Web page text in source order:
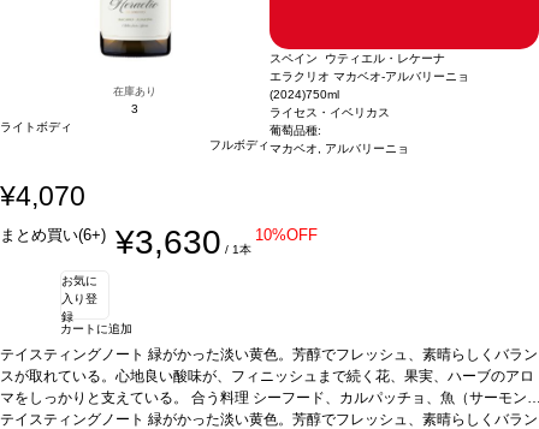
在庫あり
3
ライトボディ
フルボディ
スペイン ウティエル・レケーナ
エラクリオ マカベオ-アルバリーニョ
(2024)750ml
ライセス・イベリカス
葡萄品種:
マカベオ, アルバリーニョ
¥4,070
まとめ買い(6+) ¥3,630 / 1本
10%OFF
お気に
入り登
録
カートに追加
テイスティングノート 緑がかった淡い黄色。芳醇でフレッシュ、素晴らしくバラン
スが取れている。心地良い酸味が、フィニッシュまで続く花、果実、ハーブのアロ
マをしっかりと支えている。 合う料理 シーフード、カルパッチョ、魚（サーモン
やスモークしたマスのムース）、白身肉、家きん、フレッシュチーズなどと好相性
テイスティングノート 緑がかった淡い黄色。芳醇でフレッシュ、素晴らしくバラン